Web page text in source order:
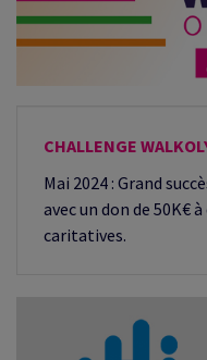
CHALLENGE
Mai 2024 : Grand
avec un don de 50K€
caritatives.